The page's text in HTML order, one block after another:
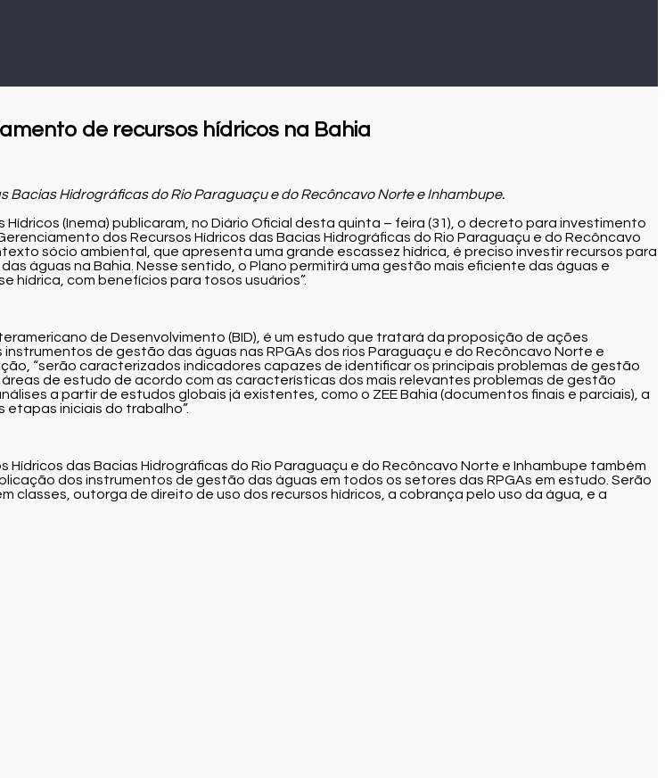
de recursos hídricos na Bahia
Bacias Hidrográficas do Rio Paraguaçu e do Recôncavo Norte e Inhambupe.
(Inema) publicaram, no Diário Oficial desta quinta – feira (31), o decreto para investimento
dos Recursos Hídricos das Bacias Hidrográficas do Rio Paraguaçu e do Recôncavo
sócio ambiental, que apresenta uma grande escassez hídrica, é preciso investir recursos para
águas na Bahia. Nesse sentido, o Plano permitirá uma gestão mais eficiente das águas e
hídrica, com benefícios para tosos usuários”.
de Desenvolvimento (BID), é um estudo que tratará da proposição de ações
de gestão das águas nas RPGAs dos rios Paraguaçu e do Recôncavo Norte e
“serão caracterizados indicadores capazes de identificar os principais problemas de gestão
de estudo de acordo com as características dos mais relevantes problemas de gestão
a partir de estudos globais já existentes, como o ZEE Bahia (documentos finais e parciais), a
etapas iniciais do trabalho”.
das Bacias Hidrográficas do Rio Paraguaçu e do Recôncavo Norte e Inhambupe também
dos instrumentos de gestão das águas em todos os setores das RPGAs em estudo. Serão
classes, outorga de direito de uso dos recursos hídricos, a cobrança pelo uso da água, e a